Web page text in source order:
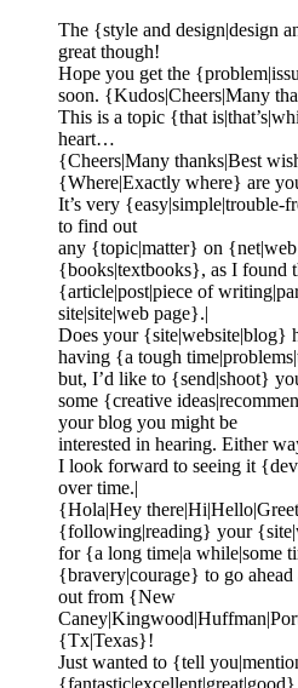
The {style and design|design
great though!
Hope you get the
soon. {Kudos|Cheers|Many
This is a topic {that
heart…
{Cheers|Many thanks|Best
{Where|Exactly where} are
It’s very {easy|simple|trouble-
to find out
any {topic|matter} on
{books|textbooks}, as I found
{article|post|piece of
site|site|web page}.|
Does your {site|website|blog}
having {a tough
but, I’d like to {send|shoot}
some {creative
your blog you might be
interested in hearing. Either
I look forward to seeing it
over time.|
{Hola|Hey
{following|reading} your
for {a long time|a while|some
{bravery|courage} to go
out from {New
{Tx|Texas}!
Just wanted to {tell